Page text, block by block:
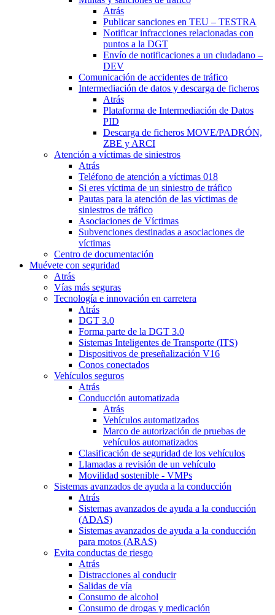
Atrás
Publicar sanciones en TEU – TESTRA
Notificar infracciones relacionadas con
puntos a la DGT
Envío de notificaciones a un ciudadano –
DEV
Comunicación de accidentes de tráfico
Intermediación de datos y descarga de ficheros
Atrás
Plataforma de Intermediación de Datos
PID
Descarga de ficheros MOVE/PADRÓN,
ZBE y ARCI
Atención a víctimas de siniestros
Atrás
Teléfono de atención a víctimas 018
Si eres víctima de un siniestro de tráfico
Pautas para la atención de las víctimas de
siniestros de tráfico
Asociaciones de Víctimas
Subvenciones destinadas a asociaciones de
víctimas
Centro de documentación
Muévete con seguridad
Atrás
Vías más seguras
Tecnología e innovación en carretera
Atrás
DGT 3.0
Forma parte de la DGT 3.0
Sistemas Inteligentes de Transporte (ITS)
Dispositivos de preseñalización V16
Conos conectados
Vehículos seguros
Atrás
Conducción automatizada
Atrás
Vehículos automatizados
Marco de autorización de pruebas de
vehículos automatizados
Clasificación de seguridad de los vehículos
Llamadas a revisión de un vehículo
Movilidad sostenible - VMPs
Sistemas avanzados de ayuda a la conducción
Atrás
Sistemas avanzados de ayuda a la conducción
(ADAS)
Sistemas avanzados de ayuda a la conducción
para motos (ARAS)
Evita conductas de riesgo
Atrás
Distracciones al conducir
Salidas de vía
Consumo de alcohol
Consumo de drogas y medicación